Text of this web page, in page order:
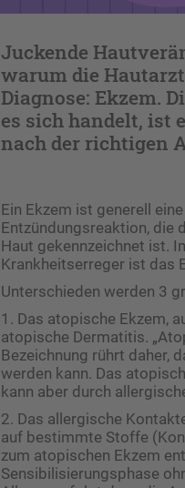
Juckende
warum die
Diagnose: Ekzem.
es sich handelt, ist
nach der richtigen
Ein Ekzem ist generell
Entzündungsreaktion, die
Haut gekennzeichnet ist.
Krankheitserreger ist das
Unterschieden werden 3
1. Das atopische Ekzem,
atopische Dermatitis.
Bezeichnung rührt daher,
werden kann. Das
kann aber durch
2. Das allergische
auf bestimmte Stoffe
zum atopischen Ekzem
Sensibilisierungsphase